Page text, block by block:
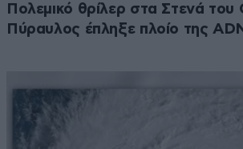
Πολεμικό θρίλερ στα Στενά του
Πύραυλος έπληξε πλοίο της